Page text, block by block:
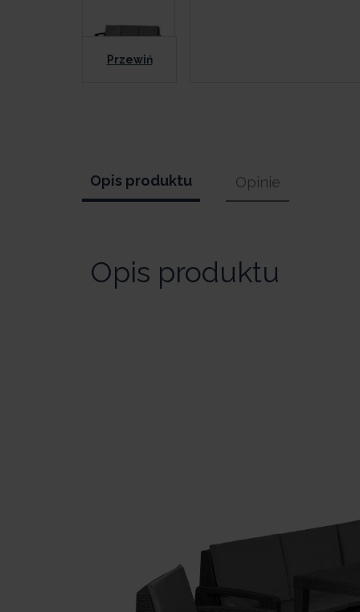
Przewiń
Opis produktu Opinie
Opis produktu